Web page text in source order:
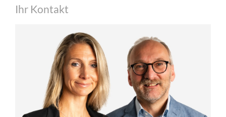
Zertifizierte
Seitenspalte
Ihr Kontakt